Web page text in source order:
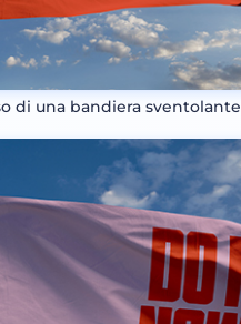
di una bandiera sventolante